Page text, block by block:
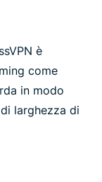
è
come
in modo
larghezza di